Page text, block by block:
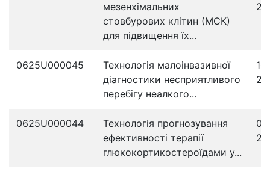
мезенхімальних
стовбурових клітин (МСК)
для підвищення їх...
0625U000045
Технологія малоінвазивної
діагностики несприятливого
перебігу неалкого...
0625U000044
Технологія прогнозування
ефективності терапії
глюкокортикостероїдами у...